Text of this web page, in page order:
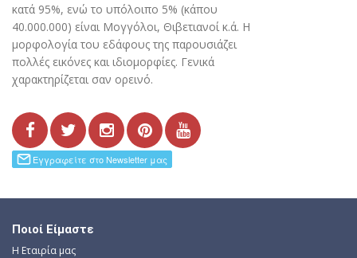
κατά 95%, ενώ το υπόλοιπο 5% (κάπου
40.000.000) είναι Μογγόλοι, Θιβετιανοί κ.ά. Η
μορφολογία του εδάφους της παρουσιάζει
πολλές εικόνες και ιδιομορφίες. Γενικά
χαρακτηρίζεται σαν ορεινό.
Ποιοί Είμαστε
Η Εταιρία μας